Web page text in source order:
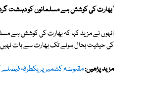
'بھارت کی کوشش ہے مسلمانوں کو دہشت گرد
انہوں نے مزید کہا کہ بھارت کی کوشش ہے
کی حیثیت بحال ہونے تک بھارت سے بات
مزید پڑھیں:مقبوضہ کشمیر پر یکطرفہ فیصلے